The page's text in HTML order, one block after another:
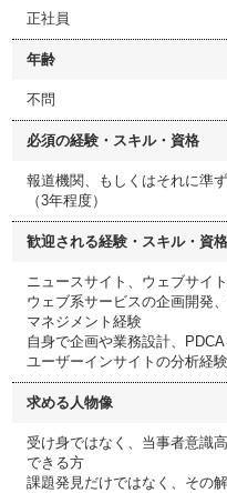
正社員
年齢
不問
必須の経験・スキル・資格
報道機関、もしくはそれに準
（3年程度）
歓迎される経験・スキル・資格
ニュースサイト、ウェブサイ
ウェブ系サービスの企画開発
マネジメント経験
自身で企画や業務設計、
ユーザーインサイトの分析経験
求める人物像
受け身ではなく、当事者意識
できる方
課題発見だけではなく、その